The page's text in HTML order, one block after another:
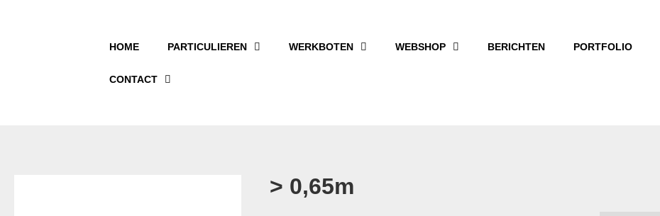
HOME PARTICULIEREN WERKBOTEN WEBSHOP BERICHTEN PORTFOLIO
CONTACT
> 0,65m